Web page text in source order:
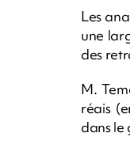
Les
une
des
M.
réais
dans le